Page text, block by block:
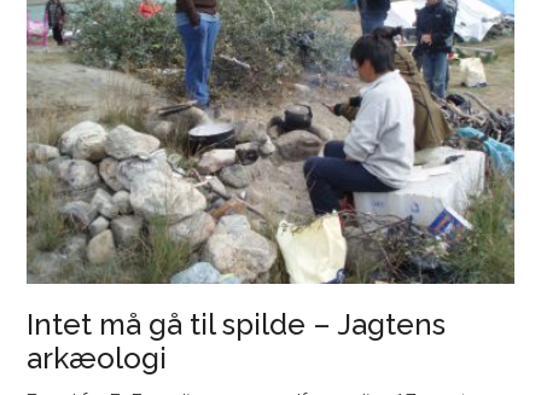
Moesgaard
Intet må gå til spilde – Jagtens
arkæologi